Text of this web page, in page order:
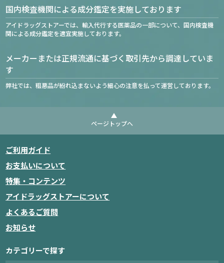
国内検査機関による成分鑑定を実施しております
アイドラッグストアーでは、輸入代行する医薬品の一部について、国内検査機
関による成分鑑定を適宜実施しております。
メーカーまたは正規流通に基づく取引先から調達していま
す
弊社では、粗悪品が紛れ込まないよう細心の注意を払って運営しております。
ページトップへ
ご利用ガイド
お支払いについて
特集・コンテンツ
アイドラッグストアーについて
よくあるご質問
お知らせ
カテゴリーで探す